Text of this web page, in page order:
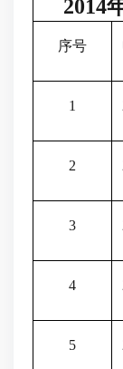
2014
序号
1
2
3
4
5